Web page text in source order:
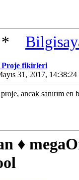
fikirleri
31, 2017,
ancak sanırım
♦